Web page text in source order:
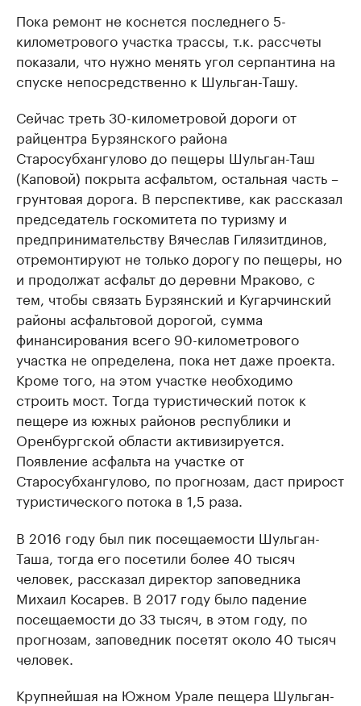
Пока ремонт не коснется последнего 5-
километрового участка трассы, т.к. рассчеты
показали, что нужно менять угол серпантина на
спуске непосредственно к Шульган-Ташу.
Сейчас треть 30-километровой дороги от
райцентра Бурзянского района
Старосубхангулово до пещеры Шульган-Таш
(Каповой) покрыта асфальтом, остальная часть –
грунтовая дорога. В перспективе, как рассказал
председатель госкомитета по туризму и
предпринимательству Вячеслав Гилязитдинов,
отремонтируют не только дорогу по пещеры, но
и продолжат асфальт до деревни Мраково, с
тем, чтобы связать Бурзянский и Кугарчинский
районы асфальтовой дорогой, сумма
финансирования всего 90-километрового
участка не определена, пока нет даже проекта.
Кроме того, на этом участке необходимо
строить мост. Тогда туристический поток к
пещере из южных районов республики и
Оренбургской области активизируется.
Появление асфальта на участке от
Старосубхангулово, по прогнозам, даст прирост
туристического потока в 1,5 раза.
В 2016 году был пик посещаемости Шульган-
Таша, тогда его посетили более 40 тысяч
человек, рассказал директор заповедника
Михаил Косарев. В 2017 году было падение
посещаемости до 33 тысяч, в этом году, по
прогнозам, заповедник посетят около 40 тысяч
человек.
Крупнейшая на Южном Урале пещера Шульган-